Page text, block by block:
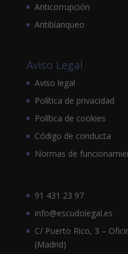
Anticorrupción
Antiblanqueo
Aviso Legal
Aviso legal
Política de privacidad
Política de cookies
Código de conducta
Normas de
91 431 23 97
info@escudolegal.es
C/ Puerto Rico, 3 –
(Madrid)